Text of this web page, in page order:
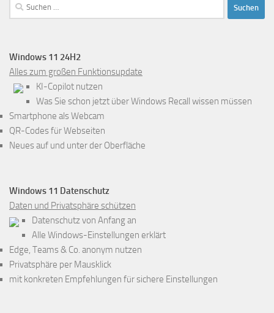
Suchen
nach:
Windows 11 24H2
Alles zum großen Funktionsupdate
KI-Copilot nutzen
Was Sie schon jetzt über Windows Recall wissen müssen
Smartphone als Webcam
QR-Codes für Webseiten
Neues auf und unter der Oberfläche
Windows 11 Datenschutz
Daten und Privatsphäre schützen
Datenschutz von Anfang an
Alle Windows-Einstellungen erklärt
Edge, Teams & Co. anonym nutzen
Privatsphäre per Mausklick
mit konkreten Empfehlungen für sichere Einstellungen